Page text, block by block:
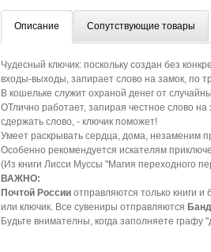
Описание Сопутствующие товары
Чудесный ключик: поскольку создан без
входы-выходы, запирает слово на замок, по
В кошельке служит охраной денег от
ОТлично работает, запирая честное слово
сдержать слово, - ключик поможет!
Умеет раскрывать сердца, дома, незаменим
Особенно рекомендуется искателям
(Из книги Лисси Муссы "Магия переходного
ВАЖНО:
Почтой России отправляются только книги
или ключик. Все сувениры отправляются
Будьте внимателны, когда заполняете графу